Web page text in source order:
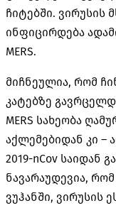
ჩიტებში. ვირუსის
ინფიცირდება
MERS.
მიჩნეულია, რომ
კატებზე
MERS სახეობა
აქლემებიდან კი –
2019-nCov საიდან
ნავარაუდევია,
ვუჰანში, ვირუსის